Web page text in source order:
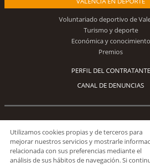
Voluntariado deportivo de
Turismo y deporte
Económica y conocimiento
Premios
PERFIL DEL CONTRATANTE
CANAL DE DENUNCIAS
Utilizamos cookies propias y de terceros para
mejorar nuestros servicios y mostrarle
relacionada con sus preferencias mediante el
análisis de sus hábitos de navegación. Si